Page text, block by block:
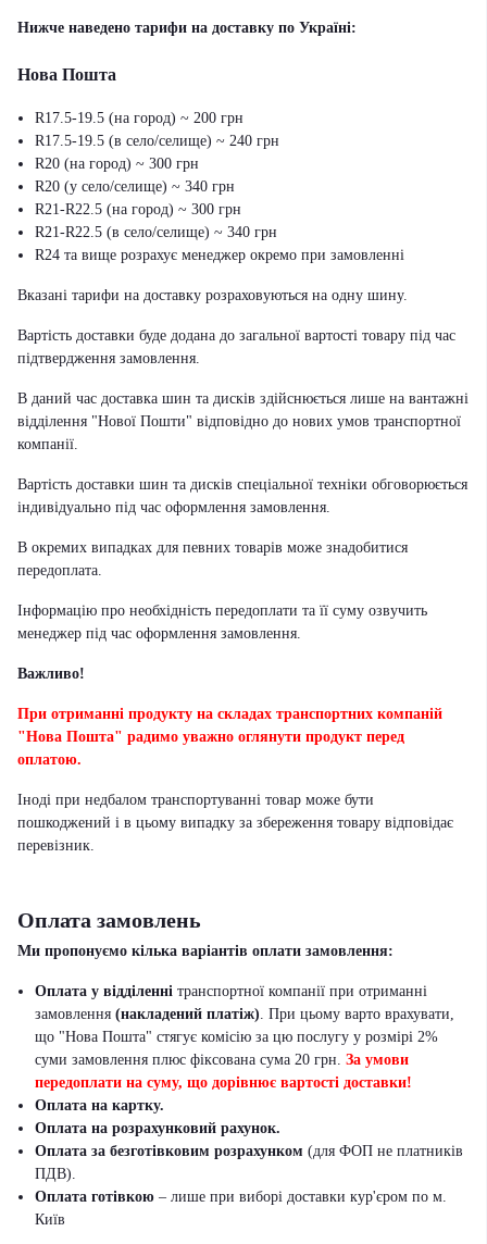
Нижче наведено тарифи на доставку по Україні:
Нова Пошта
R17.5-19.5 (на город) ~ 200 грн
R17.5-19.5 (в село/селище) ~ 240 грн
R20 (на город) ~ 300 грн
R20 (у село/селище) ~ 340 грн
R21-R22.5 (на город) ~ 300 грн
R21-R22.5 (в село/селище) ~ 340 грн
R24 та вище розрахує менеджер окремо при замовленні
Вказані тарифи на доставку розраховуються на одну шину.
Вартість доставки буде додана до загальної вартості товару під час
підтвердження замовлення.
В даний час доставка шин та дисків здійснюється лише на вантажні
відділення "Нової Пошти" відповідно до нових умов транспортної
компанії.
Вартість доставки шин та дисків спеціальної техніки обговорюється
індивідуально під час оформлення замовлення.
В окремих випадках для певних товарів може знадобитися
передоплата.
Інформацію про необхідність передоплати та її суму озвучить
менеджер під час оформлення замовлення.
Важливо!
При отриманні продукту на складах транспортних компаній
"Нова Пошта" радимо уважно оглянути продукт перед
оплатою.
Іноді при недбалом транспортуванні товар може бути
пошкоджений і в цьому випадку за збереження товару відповідає
перевізник.
Оплата замовлень
Ми пропонуємо кілька варіантів оплати замовлення:
Оплата у відділенні транспортної компанії при отриманні
замовлення (накладений платіж). При цьому варто врахувати,
що "Нова Пошта" стягує комісію за цю послугу у розмірі 2%
суми замовлення плюс фіксована сума 20 грн. За умови
передоплати на суму, що дорівнює вартості доставки!
Оплата на картку.
Оплата на розрахунковий рахунок.
Оплата за безготівковим розрахунком (для ФОП не платників
ПДВ).
Оплата готівкою – лише при виборі доставки кур'єром по м.
Київ